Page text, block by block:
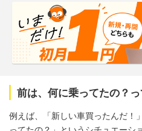
前は、何に乗ってたの？
例えば、「新しい車買ったんだ